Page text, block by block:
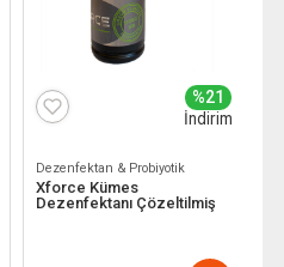
%21
İndirim
Dezenfektan & Probiyotik
Xforce Kümes
Dezenfektanı Çözeltilmiş